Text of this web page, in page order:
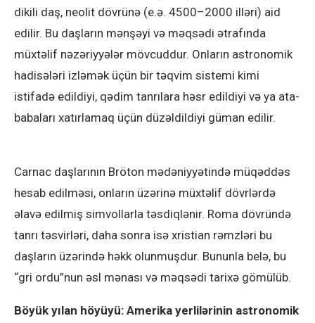
dikili daş, neolit dövrünə (e.ə. 4500–2000 illəri) aid
edilir. Bu daşların mənşəyi və məqsədi ətrafında
müxtəlif nəzəriyyələr mövcuddur. Onların astronomik
hadisələri izləmək üçün bir təqvim sistemi kimi
istifadə edildiyi, qədim tanrılara həsr edildiyi və ya ata-
babaları xatırlamaq üçün düzəldildiyi güman edilir.
Carnac daşlarının Bröton mədəniyyətində müqəddəs
hesab edilməsi, onların üzərinə müxtəlif dövrlərdə
əlavə edilmiş simvollarla təsdiqlənir. Roma dövründə
tanrı təsvirləri, daha sonra isə xristian rəmzləri bu
daşların üzərində həkk olunmuşdur. Bununla belə, bu
“gri ordu”nun əsl mənası və məqsədi tarixə gömülüb.
Böyük yılan höyüyü: Amerika yerlilərinin astronomik